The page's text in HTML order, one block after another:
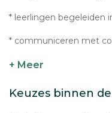
* leerlingen begeleiden
* communiceren met
+ Meer
Keuzes binnen